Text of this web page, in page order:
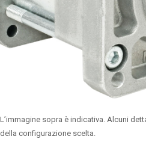
L’immagine sopra è indicativa. Alcuni
della configurazione scelta.